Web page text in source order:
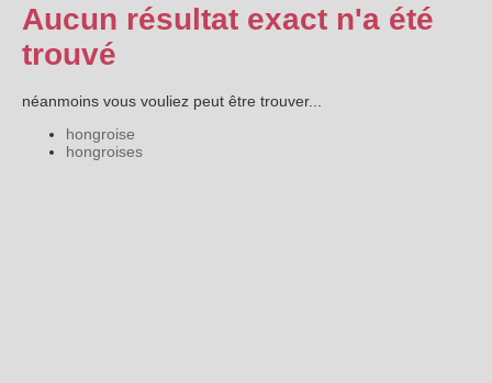
Aucun résultat exact n'a été
trouvé
néanmoins vous vouliez peut être trouver...
hongroise
hongroises